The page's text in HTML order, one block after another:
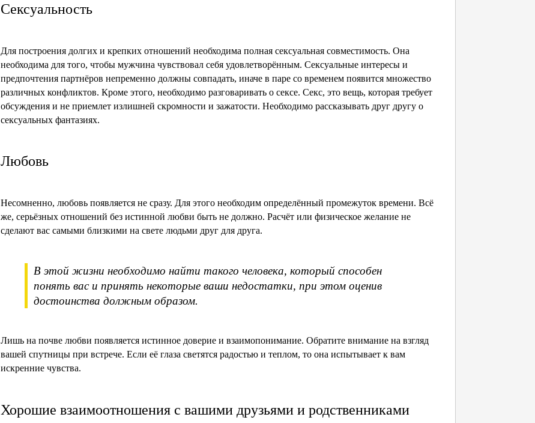
Сексуальность
Для построения долгих и крепких отношений необходима полная сексуальная совместимость. Она
необходима для того, чтобы мужчина чувствовал себя удовлетворённым. Сексуальные интересы и
предпочтения партнёров непременно должны совпадать, иначе в паре со временем появится множество
различных конфликтов. Кроме этого, необходимо разговаривать о сексе. Секс, это вещь, которая требует
обсуждения и не приемлет излишней скромности и зажатости. Необходимо рассказывать друг другу о
сексуальных фантазиях.
Любовь
Несомненно, любовь появляется не сразу. Для этого необходим определённый промежуток времени. Всё
же, серьёзных отношений без истинной любви быть не должно. Расчёт или физическое желание не
сделают вас самыми близкими на свете людьми друг для друга.
В этой жизни необходимо найти такого человека, который способен
понять вас и принять некоторые ваши недостатки, при этом оценив
достоинства должным образом.
Лишь на почве любви появляется истинное доверие и взаимопонимание. Обратите внимание на взгляд
вашей спутницы при встрече. Если её глаза светятся радостью и теплом, то она испытывает к вам
искренние чувства.
Хорошие взаимоотношения с вашими друзьями и родственниками